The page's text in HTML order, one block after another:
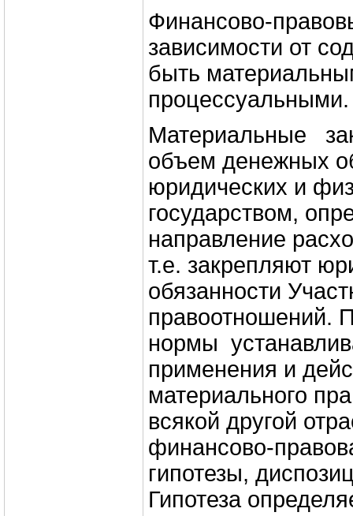
Финансово-
зависимости от
быть
процессуальными.
Материальные
объем денежных
юридических и
государством,
направление
т.е. закрепляют
обязанности
правоотношений.
нормы
применения и
материального
всякой другой
финансово-
гипотезы,
Гипотеза